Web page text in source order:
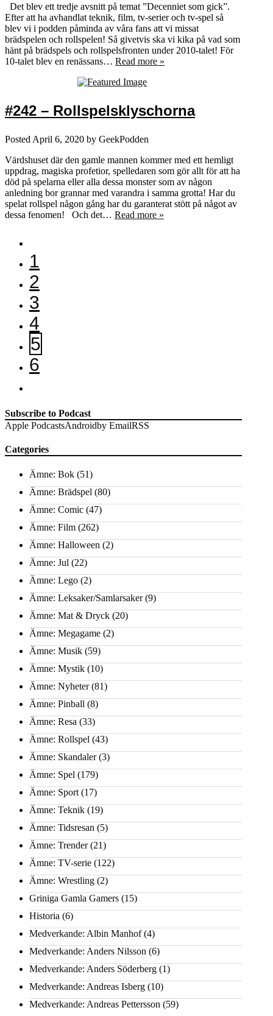
Det blev ett tredje avsnitt på temat ”Decenniet som gick”.
Efter att ha avhandlat teknik, film, tv-serier och tv-spel så
blev vi i podden påminda av våra fans att vi missat
brädspelen och rollspelen! Så givetvis ska vi kika på vad som
hänt på brädspels och rollspelsfronten under 2010-talet! För
10-talet blev en renässans… Read more »
#242 – Rollspelsklyschorna
Posted April 6, 2020 by GeekPodden
Värdshuset där den gamle mannen kommer med ett hemligt
uppdrag, magiska profetior, spelledaren som gör allt för att ha
död på spelarna eller alla dessa monster som av någon
anledning bor grannar med varandra i samma grotta! Har du
spelat rollspel någon gång har du garanterat stött på något av
dessa fenomen! Och det… Read more »
1
2
3
4
5
6
Subscribe to Podcast
Apple PodcastsAndroidby EmailRSS
Categories
Ämne: Bok (51)
Ämne: Brädspel (80)
Ämne: Comic (47)
Ämne: Film (262)
Ämne: Halloween (2)
Ämne: Jul (22)
Ämne: Lego (2)
Ämne: Leksaker/Samlarsaker(9)
Ämne: Mat & Dryck (20)
Ämne: Megagame (2)
Ämne: Musik (59)
Ämne: Mystik (10)
Ämne: Nyheter(81)
Ämne: Pinball (8)
Ämne: Resa (33)
Ämne: Rollspel (43)
Ämne: Skandaler(3)
Ämne: Spel (179)
Ämne: Sport (17)
Ämne: Teknik (19)
Ämne: Tidsresan (5)
Ämne: Trender(21)
Ämne: TV-serie (122)
Ämne: Wrestling (2)
Griniga Gamla Gamers (15)
Historia (6)
Medverkande: Albin Manhof(4)
Medverkande: Anders Nilsson (6)
Medverkande: Anders Söderberg (1)
Medverkande: Andreas Isberg (10)
Medverkande: Andreas Pettersson (59)